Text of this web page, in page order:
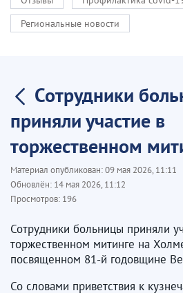
Региональные новости
Сотрудники
приняли участие в
торжественном
Материал опубликован:09 мая 2026, 11:11
Обновлён: 14 мая 2026, 11:12
Просмотров: 196
Сотрудники больницы приняли
торжественном митинге на
посвященном 81-й годовщине
Со словами приветствия к